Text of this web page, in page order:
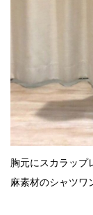
胸元にスカラップ
麻素材のシャツワ